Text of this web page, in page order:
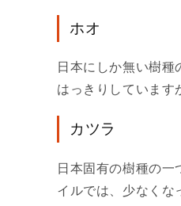
ホオ
日本にしか無い樹
はっきりしています
カツラ
日本固有の樹種の
イルでは、少なくな